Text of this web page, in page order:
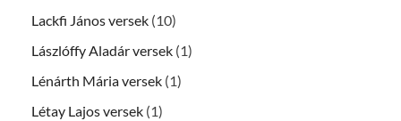
Lackfi János versek (10)
Lászlóffy Aladár versek (1)
Lénárth Mária versek (1)
Létay Lajos versek (1)